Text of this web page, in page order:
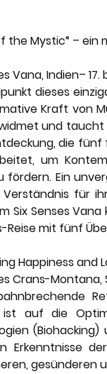
the Mystic“ – ein
Vana, Indien– 17.
dieses
Kraft von
und taucht
die fünf
um
fördern. Ein
für
Six Senses
Reise mit fünf
Happiness and
Crans-Montana,
ist auf die
Erkenntnisse
gesünderen